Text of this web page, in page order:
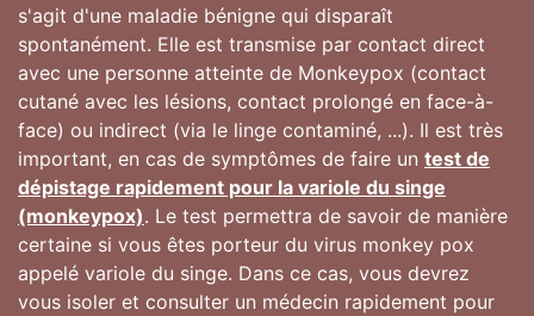
s'agit d'une maladie bénigne qui disparaît
spontanément. Elle est transmise par contact direct
avec une personne atteinte de Monkeypox (contact
cutané avec les lésions, contact prolongé en face-à-
face) ou indirect (via le linge contaminé, ...). Il est très
important, en cas de symptômes de faire un test de
dépistage rapidement pour la variole du singe
(monkeypox). Le test permettra de savoir de manière
certaine si vous êtes porteur du virus monkey pox
appelé variole du singe. Dans ce cas, vous devrez
vous isoler et consulter un médecin rapidement pour